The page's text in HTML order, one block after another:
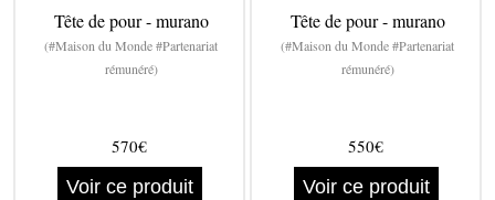
Tête de pour - murano
(#Maison du Monde #Partenariat
rémunéré)
570€
Voir ce produit
Tête de pour - murano
(#Maison du Monde #Partenariat
rémunéré)
550€
Voir ce produit